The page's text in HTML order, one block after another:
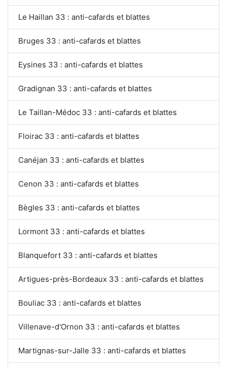
Le Haillan 33 : anti-cafards et blattes
Bruges 33 : anti-cafards et blattes
Eysines 33 : anti-cafards et blattes
Gradignan 33 : anti-cafards et blattes
Le Taillan-Médoc 33 : anti-cafards et blattes
Floirac 33 : anti-cafards et blattes
Canéjan 33 : anti-cafards et blattes
Cenon 33 : anti-cafards et blattes
Bègles 33 : anti-cafards et blattes
Lormont 33 : anti-cafards et blattes
Blanquefort 33 : anti-cafards et blattes
Artigues-près-Bordeaux 33 : anti-cafards et blattes
Bouliac 33 : anti-cafards et blattes
Villenave-d'Ornon 33 : anti-cafards et blattes
Martignas-sur-Jalle 33 : anti-cafards et blattes